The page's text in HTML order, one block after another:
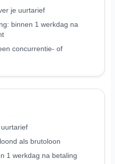
je uurtarief
binnen 1 werkdag na
concurrentie- of
als brutoloon
1 werkdag na betaling